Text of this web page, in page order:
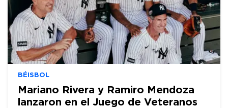
BÉISBOL
Mariano Rivera y Ramiro Mendoza
lanzaron en el Juego de Veteranos